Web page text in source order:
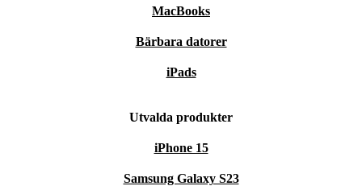
MacBooks
Bärbara datorer
iPads
Utvalda produkter
iPhone 15
Samsung Galaxy S23